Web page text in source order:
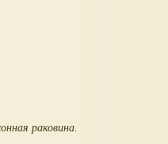
раковина.